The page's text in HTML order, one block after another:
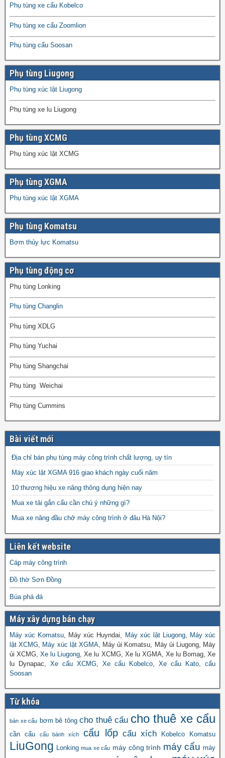
Phụ tùng xe cẩu Kobelco
Phụ tùng xe cẩu Zoomlion
Phụ tùng cẩu Soosan
Phụ tùng Liugong
Phụ tùng xúc lật Liugong
Phụ tùng xe lu Liugong
Phụ tùng XCMG
Phụ tùng xúc lật XCMG
Phụ tùng XGMA
Phụ tùng xúc lật XGMA
Phụ tùng Komatsu
Bơm thủy lực Komatsu
Phụ tùng động cơ
Phụ tùng Lonking
Phụ tùng Changlin
Phụ tùng XDLG
Phụ tùng Yuchai
Phụ tùng Shangchai
Phụ tùng Weichai
Phụ tùng Cummins
Bài viết mới
Địa chỉ bán phụ tùng máy công trình chất lượng, uy tín
Máy xúc lật XGMA 916 giao khách ngày cuối năm
10 thương hiệu xe nâng thông dụng hiện nay
Mua xe tải gắn cẩu cần chú ý những gì?
Mua xe nâng đầu chở máy công trình ở đâu Hà Nội?
Liên kết website
Cáp máy công trình
Đồ thờ Sơn Đồng
Búa phá đá
Máy xây dựng bán chạy
Máy xúc Komatsu , Máy xúc Huyndai, Máy xúc lật Liugong,
Máy xúc
lật XCMG
Máy xúc lật XGMA, Máy ủi Komatsu, Máy ủi Liugong, Máy
ủi XCMG,Xe lu Liugong , Xe lu XCMG, Xe lu XGMA, Xe lu Bomag, Xe
lu Dynapac, Xe cẩu XCMG Xe cẩu Kobelco Xe cẩu Kato
cẩu
Soosan
Từ khóa
bán xe cẩu bơm bê tông cho thuê cẩu cho thuê xe cẩu
cần cẩu cẩu bánh xích cẩu lốp cẩu xích Kobelco Komatsu
LiuGong Lonking mua xe cẩu máy công trình máy cẩu máy